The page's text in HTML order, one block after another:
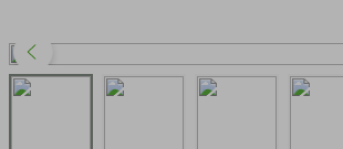
perfume